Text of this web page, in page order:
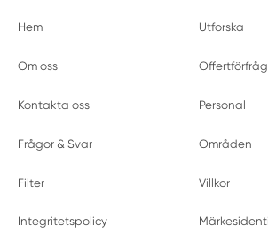
Hem Utforska
Om oss
Kontakta oss Personal
Frågor & Svar Områden
Filter Villkor
Integritetspolicy